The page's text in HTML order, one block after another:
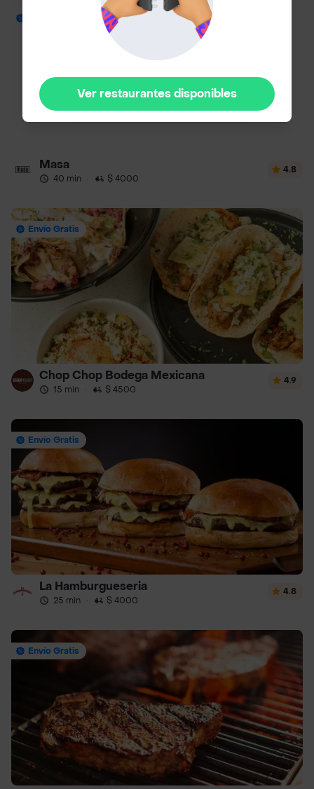
Masa
40 min · $ 4000
4.8
Envío Gratis
Chop Chop Bodega Mexicana
15 min · $ 4500
4.9
Envío Gratis
La Hamburgueseria
25 min · $ 4000
4.8
Envío Gratis
Ver restaurantes disponibles